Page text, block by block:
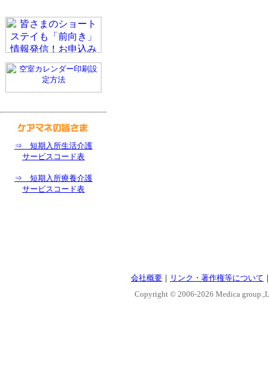
⇒ 短期入所生活介護
サービスコード表
⇒ 短期入所療養介護
サービスコード表
会社概要 ｜ リンク・著作権等について
Copyright © 2006-2026 Medica